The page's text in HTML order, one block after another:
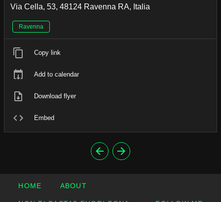
Via Cella, 53, 48124 Ravenna RA, Italia
Ravenna
Copy link
Add to calendar
Download flyer
Embed
HOME ABOUT